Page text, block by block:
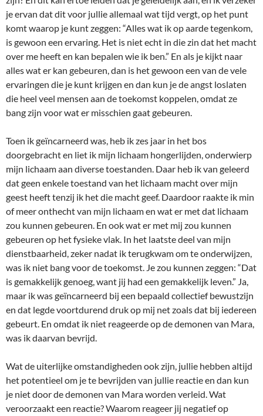
je ervan dat dit voor jullie allemaal wat tijd vergt, op het punt
komt waarop je kunt zeggen: “Alles wat ik op aarde tegenkom,
is gewoon een ervaring. Het is niet echt in die zin dat het macht
over me heeft en kan bepalen wie ik ben.” En als je kijkt naar
alles wat er kan gebeuren, dan is het gewoon een van de vele
ervaringen die je kunt krijgen en dan kun je de angst loslaten
die heel veel mensen aan de toekomst koppelen, omdat ze
bang zijn voor wat er misschien gaat gebeuren.
Toen ik geïncarneerd was, heb ik zes jaar in het bos
doorgebracht en liet ik mijn lichaam hongerlijden, onderwierp
mijn lichaam aan diverse toestanden. Daar heb ik van geleerd
dat geen enkele toestand van het lichaam macht over mijn
geest heeft tenzij ik het die macht geef. Daardoor raakte ik min
of meer onthecht van mijn lichaam en wat er met dat lichaam
zou kunnen gebeuren. En ook wat er met mij zou kunnen
gebeuren op het fysieke vlak. In het laatste deel van mijn
dienstbaarheid, zeker nadat ik terugkwam om te onderwijzen,
was ik niet bang voor de toekomst. Je zou kunnen zeggen: “Dat
is gemakkelijk genoeg, want jij had een gemakkelijk leven.” Ja,
maar ik was geïncarneerd bij een bepaald collectief bewustzijn
en dat legde voortdurend druk op mij net zoals dat bij iedereen
gebeurt. En omdat ik niet reageerde op de demonen van Mara,
was ik daarvan bevrijd.
Wat de uiterlijke omstandigheden ook zijn, jullie hebben altijd
het potentieel om je te bevrijden van jullie reactie en dan kun
je niet door de demonen van Mara worden verleid. Wat
veroorzaakt een reactie? Waarom reageer jij negatief op